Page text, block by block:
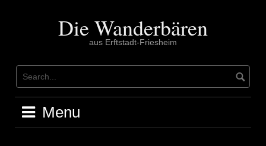
Die Wanderbären
aus Erftstadt-Friesheim
Menu